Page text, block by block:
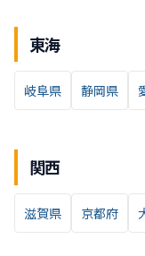
東海
岐阜県 静岡県
関西
滋賀県 京都府